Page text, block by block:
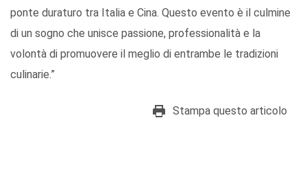
ponte duraturo tra Italia e Cina. Questo evento è il culmine
di un sogno che unisce passione, professionalità e la
volontà di promuovere il meglio di entrambe le tradizioni
culinarie.”
Stampa questo articolo